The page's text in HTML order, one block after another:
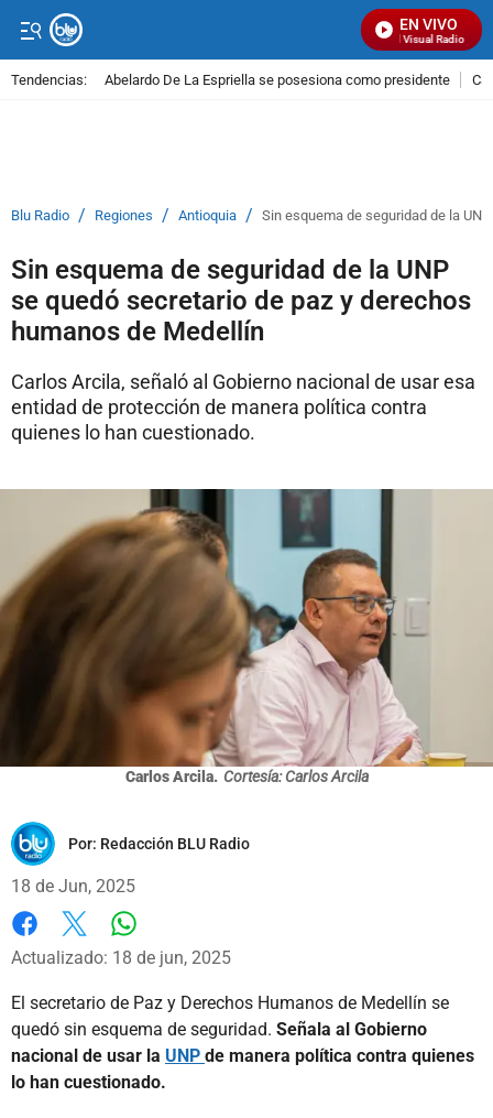
EN VIVO
Señal Visual Radio
Tendencias: Abelardo De La Espriella se posesiona como presidente
Blu Radio / Regiones / Antioquia / Sin esquema de seguridad de la
Sin esquema de seguridad de la UNP
se quedó secretario de paz y derechos
humanos de Medellín
Carlos Arcila, señaló al Gobierno nacional de usar esa
entidad de protección de manera política contra
quienes lo han cuestionado.
Carlos Arcila. Cortesía: Carlos Arcila
Por: Redacción BLU Radio
18 de Jun, 2025
Facebook
X
Actualizado: 18 de jun, 2025
El secretario de Paz y Derechos Humanos de Medellín se
quedó sin esquema de seguridad. Señala al Gobierno
nacional de usar la UNP de manera política contra quienes
lo han cuestionado.